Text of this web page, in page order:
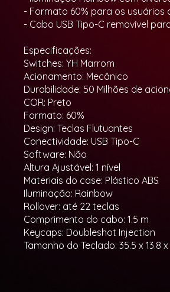
- Formato 60% para os
- Cabo USB Tipo-C removível
Especificações:
Switches: YH Marrom
Acionamento: Mecânico
Durabilidade: 50 Milhões de
COR: Preto
Formato: 60%
Design: Teclas Flutuantes
Conectividade: USB Tipo-C
Software: Não
Altura Ajustável: 1 nível
Materiais do case: Plástico ABS
Iluminação: Rainbow
Rollover: até 22 teclas
Comprimento do cabo: 1.5 m
Keycaps: Doubleshot Injection
Tamanho do Teclado: 35.5 x 13.8